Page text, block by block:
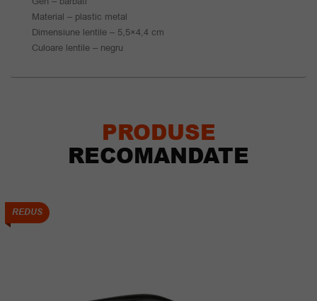
Material – plastic metal
Dimensiune lentile – 5,5×4,4 cm
Culoare lentile – negru
PRODUSE
RECOMANDATE
REDUS